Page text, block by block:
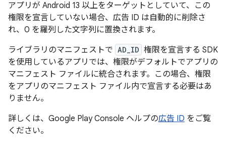
アプリが Android 13 以上をターゲットとしていて、この
権限を宣言していない場合、広告 ID は自動的に削除さ
れ、0 を羅列した文字列に置換されます。
ライブラリのマニフェストで AD_ID 権限を宣言する SDK
を使用しているアプリでは、権限がデフォルトでアプリの
マニフェスト ファイルに統合されます。この場合、権限
をアプリのマニフェスト ファイル内で宣言する必要はあ
りません。
詳しくは、Google Play Console ヘルプの広告 ID をご覧
ください。